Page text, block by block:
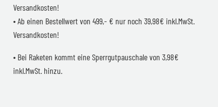
Versandkosten!
• Ab einen Bestellwert von 499,- € nur noch 39,98€ inkl.MwSt.
Versandkosten!
• Bei Raketen kommt eine Sperrgutpauschale von 3,98€
inkl.MwSt. hinzu.